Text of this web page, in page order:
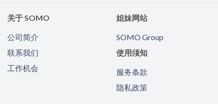
关于 SOMO
公司简介
联系我们
工作机会
姐妹网站
SOMO Group
使用须知
服务条款
隐私政策